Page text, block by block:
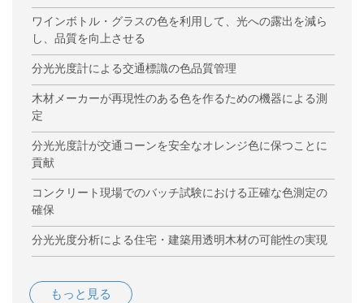
ワインボトル・グラスの色を利用して、光への露出を減ら
し、品質を向上させる
分光光度計による交通標識の色品質管理
木材メーカーが再現性のある色を作るための機器による測
定
分光光度計が交通コーンを安全なオレンジ色に保つことに
貢献
コンクリート現場でのバッチ試験における正確な色測定の
確保
分光光度分析による住宅・建築用透明木材の可能性の実現
もっと見る